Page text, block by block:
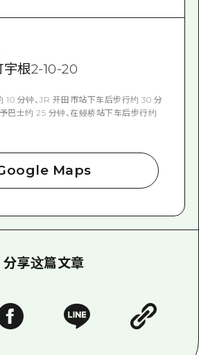
根2-10-20
10 分钟、JR 开田市站下车后步行约 30 分
巴士约 25 分钟、在鳗桥站下车后步行约
Maps
分享这篇文章